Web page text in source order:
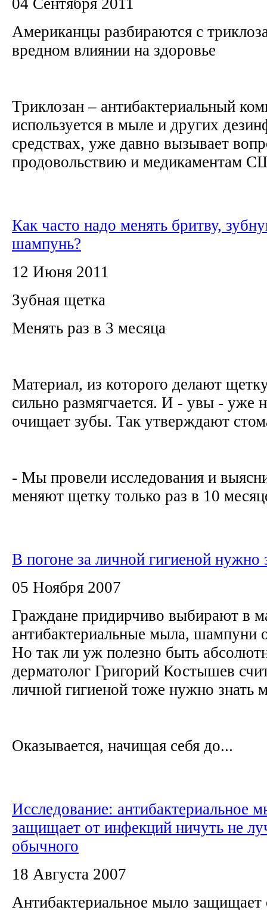
Американцы разбираются с
вредном влиянии на здоровье
Триклозан – антибактериальный
используется в мыле и других
средствах, уже давно вызывает
продовольствию и медикаментам
Как часто надо менять бритву,
шампунь?
12 Июня 2011
Зубная щетка
Менять раз в 3 месяца
Материал, из которого делают
сильно размягчается. И - увы - уже
очищает зубы. Так утверждают
- Мы провели исследования и
меняют щетку только раз в 10
В погоне за личной гигиеной нужно
05 Ноября 2007
Граждане придирчиво выбирают в
антибактериальные мыла, шампуни
Но так ли уж полезно быть
дерматолог Григорий Костышев
личной гигиеной тоже нужно знать
Оказывается, начищая себя до...
Исследование: антибактериальное
защищает от инфекций ничуть не
обычного
18 Августа 2007
Антибактериальное мыло